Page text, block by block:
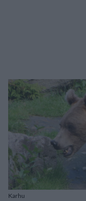
Karhu